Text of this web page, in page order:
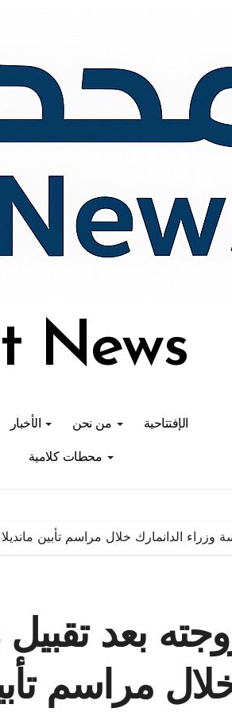
News
الإفتتاحية من نحن الأخبار
محطات كلامية
وزراء الدانمارك خلال مراسم تأبين مانديلا
بعد
مراسم